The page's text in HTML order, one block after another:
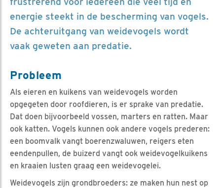
energie steekt in de bescherming van vogels.
De achteruitgang van weidevogels wordt
vaak geweten aan predatie.
Probleem
Als eieren en kuikens van weidevogels worden
opgegeten door roofdieren, is er sprake van predatie.
Dat doen bijvoorbeeld vossen, marters en ratten. Maar
ook katten. Vogels kunnen ook andere vogels prederen:
een boomvalk vangt boerenzwaluwen, reigers eten
eendenpullen, de buizerd vangt ook weidevogelkuikens
en kraaien lusten graag een weidevogelei.
Weidevogels zijn grondbroeders: ze maken hun nest op